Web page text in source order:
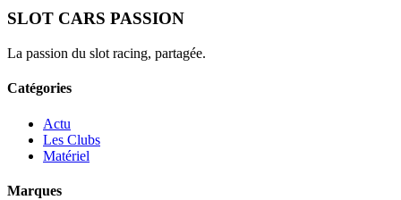
SLOT CARS PASSION
La passion du slot racing, partagée.
Catégories
Actu
Les Clubs
Matériel
Marques